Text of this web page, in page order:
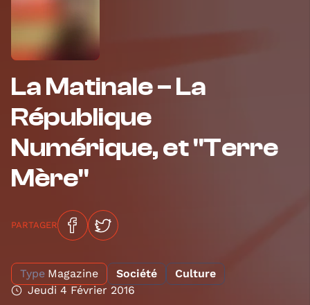
La Matinale – La
République
Numérique, et "Terre
Mère"
PARTAGER
Type Magazine Société
Culture
Jeudi 4 Février 2016